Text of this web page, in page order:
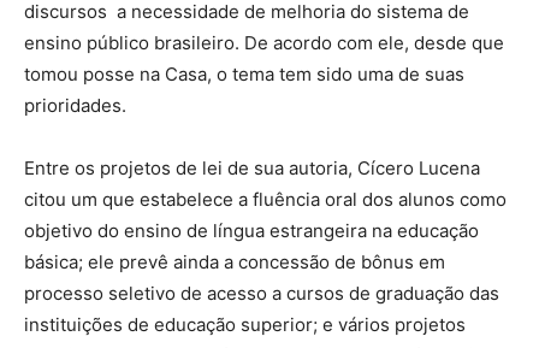
discursos a necessidade de melhoria do sistema de
ensino público brasileiro. De acordo com ele, desde que
tomou posse na Casa, o tema tem sido uma de suas
prioridades.
Entre os projetos de lei de sua autoria, Cícero Lucena
citou um que estabelece a fluência oral dos alunos como
objetivo do ensino de língua estrangeira na educação
básica; ele prevê ainda a concessão de bônus em
processo seletivo de acesso a cursos de graduação das
instituições de educação superior; e vários projetos